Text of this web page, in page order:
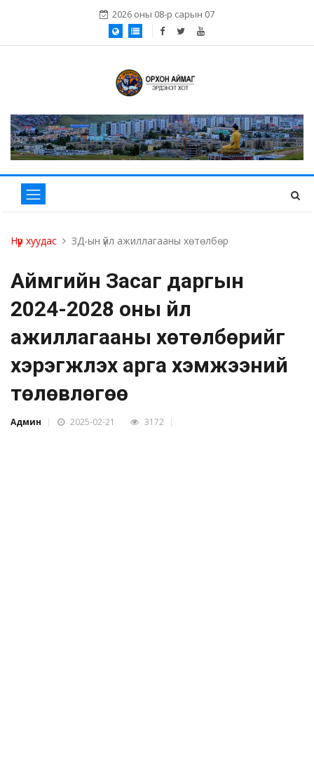
2026 оны 08-р сарын 07
Нүүр хуудас ЗД-ын үйл ажиллагааны хөтөлбөр
Аймгийн Засаг даргын
2024-2028 оны үйл
ажиллагааны хөтөлбөрийг
хэрэгжүүлэх арга хэмжээний
төлөвлөгөө
Админ 2025-02-21 3172